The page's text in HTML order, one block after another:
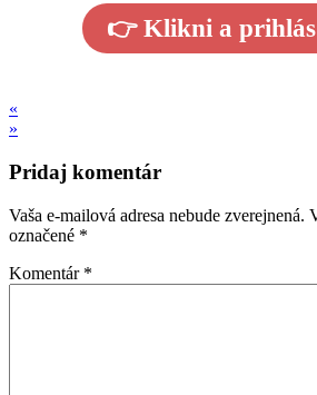
👉 Klikni a
«
»
Pridaj komentár
Vaša e-mailová adresa nebude zverejnená.
označené *
Komentár *